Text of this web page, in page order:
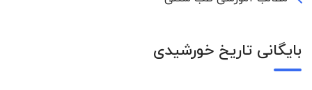
بایگانی تاریخ خورشیدی